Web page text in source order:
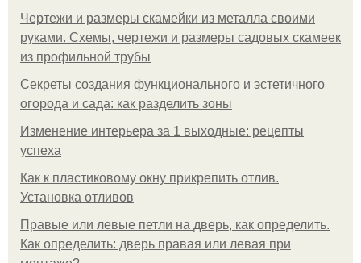
Чертежи и размеры скамейки из металла своими
руками. Схемы, чертежи и размеры садовых скамеек
из профильной трубы
Секреты создания функционального и эстетичного
огорода и сада: как разделить зоны
Изменение интерьера за 1 выходные: рецепты
успеха
Как к пластиковому окну прикрепить отлив.
Установка отливов
Правые или левые петли на дверь, как определить.
Как определить: дверь правая или левая при